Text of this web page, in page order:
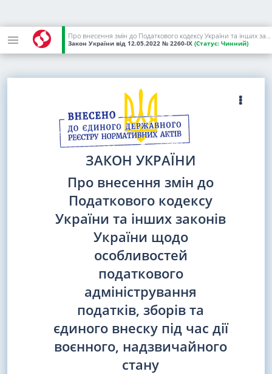
Про внесення змін до Податкового кодексу України та інших законів України щодо особливостей податкового адміністрування податків, зборів та єдиного внеску під час дії воєнного, надзвичайного стану
Закон України від 12.05.2022 № 2260-IX (Статус: Чинний)
ЗАКОН УКРАЇНИ
Про внесення змін до
Податкового кодексу
України та інших законів
України щодо
особливостей
податкового
адміністрування
податків, зборів та
єдиного внеску під час дії
воєнного, надзвичайного
стану